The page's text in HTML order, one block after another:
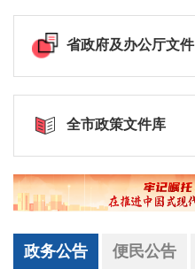
省政府及办公厅文件
全市政策文件库
政务公告 便民公告